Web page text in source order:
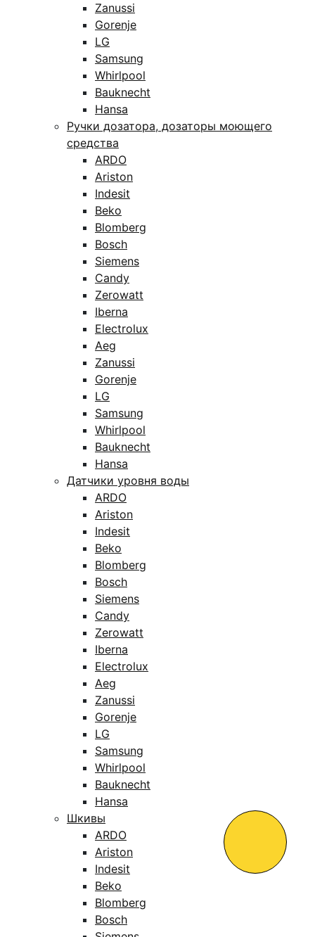
Zanussi
Gorenje
LG
Samsung
Whirlpool
Bauknecht
Hansa
Ручки дозатора, дозаторы моющего
средства
ARDO
Ariston
Indesit
Beko
Blomberg
Bosch
Siemens
Candy
Zerowatt
Iberna
Electrolux
Aeg
Zanussi
Gorenje
LG
Samsung
Whirlpool
Bauknecht
Hansa
Датчики уровня воды
ARDO
Ariston
Indesit
Beko
Blomberg
Bosch
Siemens
Candy
Zerowatt
Iberna
Electrolux
Aeg
Zanussi
Gorenje
LG
Samsung
Whirlpool
Bauknecht
Hansa
Шкивы
ARDO
Ariston
Indesit
Beko
Blomberg
Bosch